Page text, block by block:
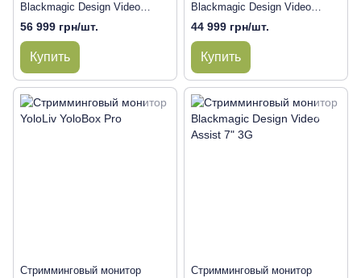
Blackmagic Design Video
Assist 7" 12G HDR
56 999 грн/шт.
Купить
Blackmagic Design Video
Assist 5" 12G HDR
44 999 грн/шт.
Купить
Стримминговый монитор
Стримминговый монитор